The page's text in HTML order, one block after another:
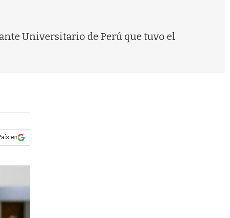
Universitario de Perú que tuvo el
en